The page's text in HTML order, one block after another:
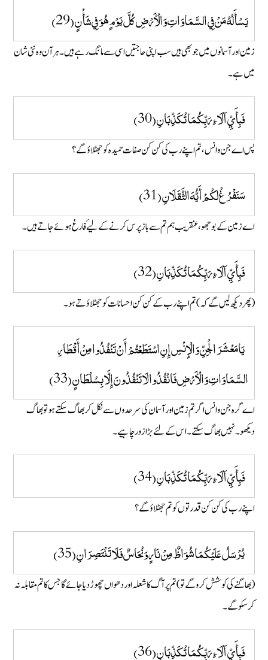
يَسْأَلُهُ مَنْ فِي السَّمَاوَاتِ وَالْأَرْضِ كُلَّ يَوْمٍ هُوَ فِي شَأْنٍ (29)
زمین اور آسمانوں میں جو بھی ہیں سب اپنی حاجتیں اسی سے مانگ رہے ہیں ۔ ہر آن وہ نئی شان
میں ہے۔
فَبِأَيِّ آلَاءِ رَبِّكُمَا تُكَذِّبَانِ (30)
پس اے جن و انس ، تم اپنے رب کی کن کن صفات حمید ہ کو جھٹلاؤ گے؟
سَنَفْرُغُ لَكُمْ أَيُّهَ الثَّقَلَانِ (31)
اے زمین کے بوجھو، عنقریب ہم تم سے باز پرس کرنے کے لیۓ فارغ ہو ئے جاتے ہیں۔
فَبِأَيِّ آلَاءِ رَبِّكُمَا تُكَذِّبَانِ (32)
(پھر دیکھ لیں گے کہ ) تم اپنے رب کے کن کن احسانات کو جھٹلاؤ تے ہو۔
يَامَعْشَرَ الْجِنِّ وَالْإِنْسِ إِنِ اسْتَطَعْتُمْ أَنْ تَنْفُذُوا مِنْ أَقْطَارِ
السَّمَاوَاتِ وَالْأَرْضِ فَانْفُذُوا لَا تَنْفُذُونَ إِلَّا بِسُلْطَانٍ (33)
اے گرہ جن و انس اگر تم زمین اور آسمان کی سرحدوں سے نکل کر بھاگ سکتے ہو تو بھاگ
دیکھو ۔ نہیں بھاگ سکتے ۔ اس کے لئے بڑا زور چاہیے۔
فَبِأَيِّ آلَاءِ رَبِّكُمَا تُكَذِّبَانِ (34)
اپنے رب کی کن کن قدرتوں کو تم جھٹلاؤ گے ؟
يُرْسَلُ عَلَيْكُمَا شُوَاظٌ مِنْ نَارٍ وَنُحَاسٌ فَلَا تَنْتَصِرَانِ (35)
(بھاگنے کی کوشش کرو گے تو ) تم پر آگ کا شعلہ اور دھواں چھوڑ دیا جائے گا جس کا تم مقابلہ نہ
کر سکو گے۔
فَبِأَيِّ آلَاءِ رَبِّكُمَا تُكَذِّبَانِ (36)